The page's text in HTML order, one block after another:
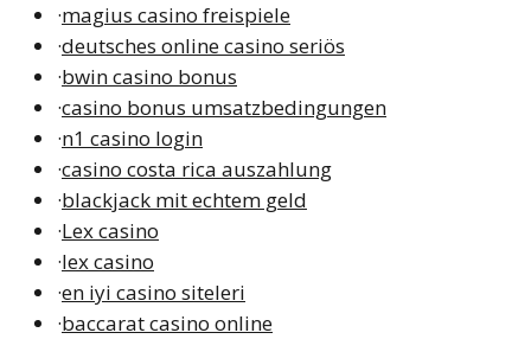
·magius casino freispiele
·deutsches online casino seriös
·bwin casino bonus
·casino bonus umsatzbedingungen
·n1 casino login
·casino costa rica auszahlung
·blackjack mit echtem geld
·Lex casino
·lex casino
·en iyi casino siteleri
·baccarat casino online